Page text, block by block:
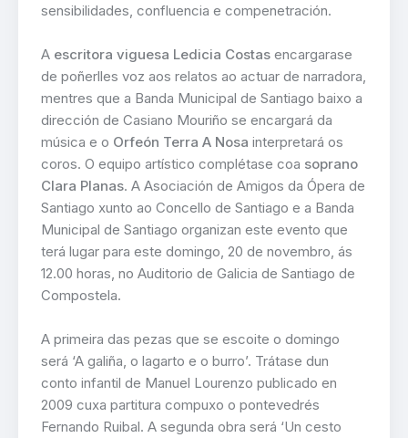
sensibilidades, confluencia e compenetración.
A escritora viguesa Ledicia Costas encargarase
de poñerlles voz aos relatos ao actuar de narradora,
mentres que a Banda Municipal de Santiago baixo a
dirección de Casiano Mouriño se encargará da
música e o Orfeón Terra A Nosa interpretará os
coros. O equipo artístico complétase coa soprano
Clara Planas. A Asociación de Amigos da Ópera de
Santiago xunto ao Concello de Santiago e a Banda
Municipal de Santiago organizan este evento que
terá lugar para este domingo, 20 de novembro, ás
12.00 horas, no Auditorio de Galicia de Santiago de
Compostela.
A primeira das pezas que se escoite o domingo
será ‘A galiña, o lagarto e o burro’. Trátase dun
conto infantil de Manuel Lourenzo publicado en
2009 cuxa partitura compuxo o pontevedrés
Fernando Ruibal. A segunda obra será ‘Un cesto